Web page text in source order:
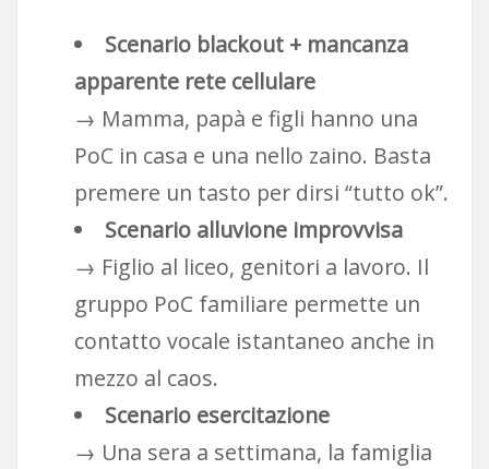
Scenario blackout + mancanza
apparente rete cellulare
→ Mamma, papà e figli hanno una
PoC in casa e una nello zaino. Basta
premere un tasto per dirsi “tutto ok”.
Scenario alluvione improvvisa
→ Figlio al liceo, genitori a lavoro. Il
gruppo PoC familiare permette un
contatto vocale istantaneo anche in
mezzo al caos.
Scenario esercitazione
→ Una sera a settimana, la famiglia